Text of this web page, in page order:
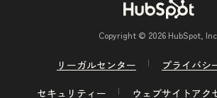
Copyright © 2026 HubSpot,
リーガルセンター
プライバシ
セキュリティー
ウェブサイトアク